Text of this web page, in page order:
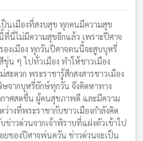
นเมืองที่สงบสุข ทุกคนมีความสุข
นี่ไม่มีความสุขอีกแล้ว เพราะปีศาจ
งเมือง ทุกวันปีศาจตนนี้จะสูบบุหรี่
น ๆ ไปทั่วเมือง ทำให้ชาวเมือง
ะดวก พระราชารู้สึกสงสารชาวเมือง
จากบุหรี่ยักษ์ทุกวัน จึงคิดหาทาง
าศสดชื่น ผู้คนสุขภาพดี และมีความ
างที่พระราชากับชาวเมืองกำลังคิด
ข่าวด่วนจากเจ้าพิราบที่แฝงตัวเข้าไป
ยของปีศาจพ่นควัน ข่าวด่วนจะเป็น